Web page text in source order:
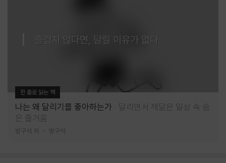
즐겁지 않다면, 달릴 이유가 없다
한 줄로 읽는 책
나는 왜 달리기를 좋아하는가
달리면서 깨달은 일상 속 숨
은 즐거움
방구석 저 방구석